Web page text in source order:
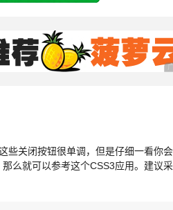
，理性选择
些关闭按钮很单调，但是仔细一看你
么就可以参考这个CSS3应用。建议